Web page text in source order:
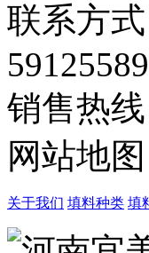
联系方
销售热
网站地图
关于我们 填料种类 填